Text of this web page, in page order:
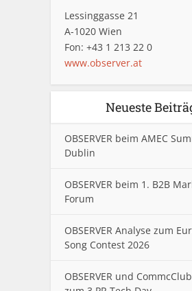
Lessinggasse 21
A-1020 Wien
Fon: +43 1 213 22 0
www.observer.at
Neueste
OBSERVER beim AMEC
Dublin
OBSERVER beim 1. B2B
Forum
OBSERVER Analyse zum
Song Contest 2026
OBSERVER und